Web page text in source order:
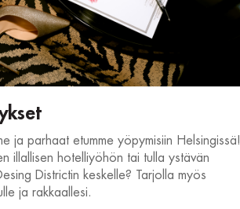
ja parhaat etumme yöpymisiin Helsingissä!
illallisen hotelliyöhön tai tulla ystävän
Districtin keskelle? Tarjolla myös
ja rakkaallesi.